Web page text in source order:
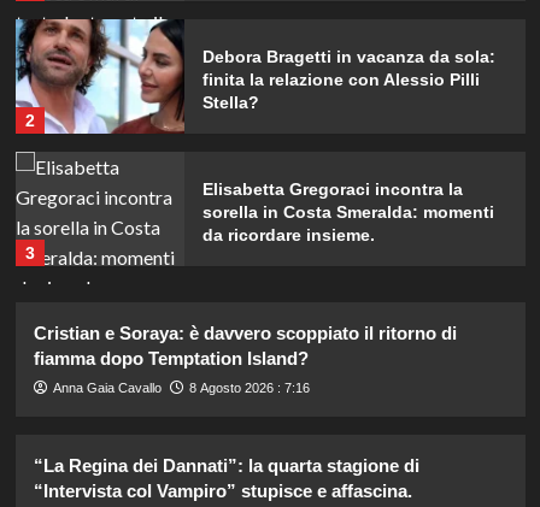
2
Debora Bragetti in vacanza da sola:
finita la relazione con Alessio Pilli
Stella?
3
Elisabetta Gregoraci incontra la
sorella in Costa Smeralda: momenti
da ricordare insieme.
4
Phillips: l’eleganza estiva che non
dimenticherò mai.
Danilo D’Angelo: “Dopo Francesca,
faccio fatica a ritrovare me stesso”
Cristian e Soraya: è davvero scoppiato il ritorno di
fiamma dopo Temptation Island?
Anna Gaia Cavallo 8 Agosto 2026 : 7:16
“La Regina dei Dannati”: la quarta stagione di
“Intervista col Vampiro” stupisce e affascina.